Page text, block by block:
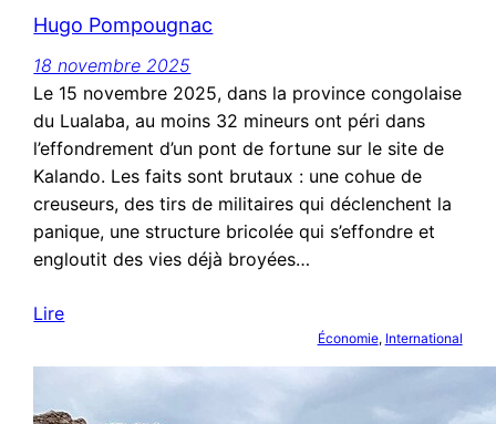
Hugo Pompougnac
18 novembre 2025
Le 15 novembre 2025, dans la province congolaise
du Lualaba, au moins 32 mineurs ont péri dans
l’effondrement d’un pont de fortune sur le site de
Kalando. Les faits sont brutaux : une cohue de
creuseurs, des tirs de militaires qui déclenchent la
panique, une structure bricolée qui s’effondre et
engloutit des vies déjà broyées…
Lire
Économie, International